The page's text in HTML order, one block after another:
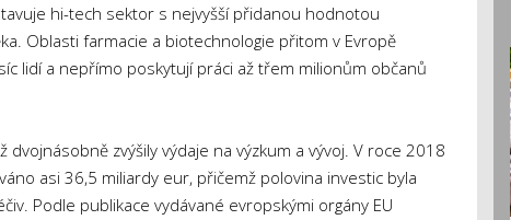
hi-tech sektor s nejvyšší přidanou hodnotou
Oblasti farmacie a biotechnologie přitom v Evropě
lidí a nepřímo poskytují práci až třem milionům občanů
zvýšily výdaje na výzkum a vývoj. V roce 2018
asi 36,5 miliardy eur, přičemž polovina investic byla
Podle publikace vydávané evropskými orgány EU